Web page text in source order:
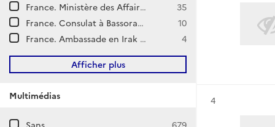
France. Ministère des Affaires étrangères. Direction générale des Affaires politiques et de Sécurité. Direction d'Afrique du Nord et du Moyen-Orient.
35
France. Consulat à Bassorah (Irak)
10
France. Ambassade en Irak (Bagdad)
4
Afficher plus
Multimédias
Sans
679
Résultat n°
4